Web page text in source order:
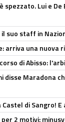
spezzato. Lui e
suo staff in
arriva una nuova
di Abisso:
disse Maradona
di Sangro!
2 motivi: